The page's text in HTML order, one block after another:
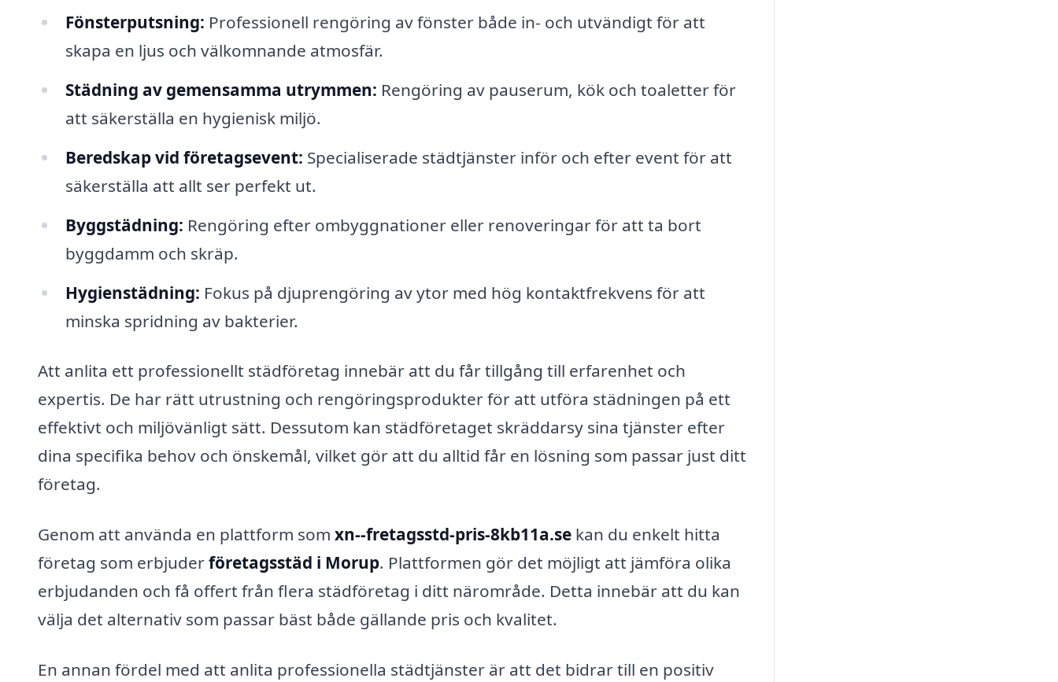
Fönsterputsning: Professionell rengöring av fönster både in- och utvändigt för att
skapa en ljus och välkomnande atmosfär.
Städning av gemensamma utrymmen: Rengöring av pauserum, kök och toaletter för
att säkerställa en hygienisk miljö.
Beredskap vid företagsevent: Specialiserade städtjänster inför och efter event för att
säkerställa att allt ser perfekt ut.
Byggstädning: Rengöring efter ombyggnationer eller renoveringar för att ta bort
byggdamm och skräp.
Hygienstädning: Fokus på djuprengöring av ytor med hög kontaktfrekvens för att
minska spridning av bakterier.
Att anlita ett professionellt städföretag innebär att du får tillgång till erfarenhet och
expertis. De har rätt utrustning och rengöringsprodukter för att utföra städningen på ett
effektivt och miljövänligt sätt. Dessutom kan städföretaget skräddarsy sina tjänster efter
dina specifika behov och önskemål, vilket gör att du alltid får en lösning som passar just ditt
företag.
Genom att använda en plattform som xn--fretagsstd-pris-8kb11a.se kan du enkelt hitta
företag som erbjuderföretagsstäd i Morup. Plattformen gör det möjligt att jämföra olika
erbjudanden och få offert från flera städföretag i ditt närområde. Detta innebär att du kan
välja det alternativ som passar bäst både gällande pris och kvalitet.
En annan fördel med att anlita professionella städtjänster är att det bidrar till en positiv